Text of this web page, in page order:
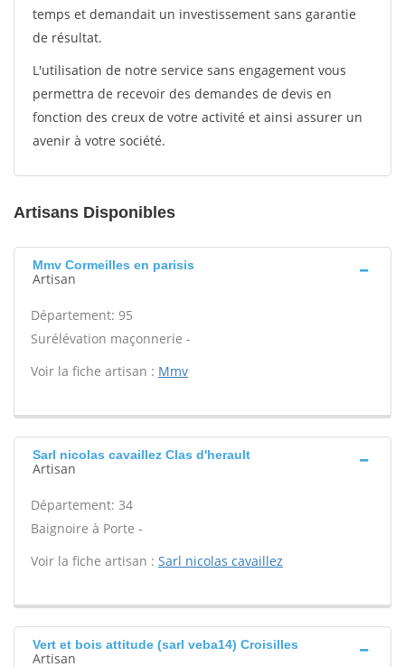
temps et demandait un investissement sans garantie
de résultat.
L'utilisation de notre service sans engagement vous
permettra de recevoir des demandes de devis en
fonction des creux de votre activité et ainsi assurer un
avenir à votre société.
Artisans Disponibles
Mmv Cormeilles en parisis
Artisan
Département: 95
Surélévation maçonnerie -
Voir la fiche artisan : Mmv
Sarl nicolas cavaillez Clas d'herault
Artisan
Département: 34
Baignoire à Porte -
Voir la fiche artisan : Sarl nicolas cavaillez
Vert et bois attitude (sarl veba14) Croisilles
Artisan